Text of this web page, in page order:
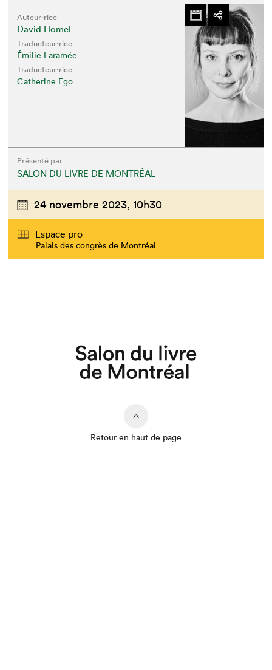
Que cherchez-vous?
Auteur·rice
David Homel
Traducteur·rice
Émilie Laramée
Traducteur·rice
Catherine Ego
Présenté par
SALON DU LIVRE DE MONTRÉAL
24 novembre 2023, 10h30
Espace pro
Palais des congrès de Montréal
Retour en haut de page